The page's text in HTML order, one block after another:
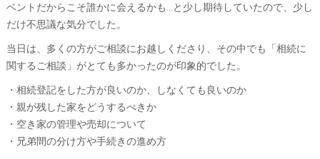
ベントだからこそ誰かに会えるかも…と少し期待していたので、少し
だけ不思議な気分でした。
当日は、多くの方がご相談にお越しくださり、その中でも「相続に
関するご相談」がとても多かったのが印象的でした。
・相続登記をした方が良いのか、しなくても良いのか
・親が残した家をどうするべきか
・空き家の管理や売却について
・兄弟間の分け方や手続きの進め方